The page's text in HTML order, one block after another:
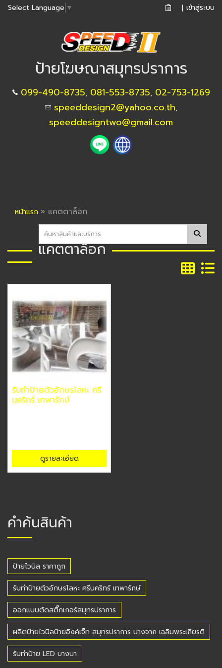
Select Language ▼ | เข้าสู่ระบบ
ป้ายโฆษณาสมุทรปราการ
099-490-8735, 081-553-8735, 02-753-1269
speeddesign2@yahoo.co.th,
speeddesigntwo@gmail.com
หน้าแรก » แคตตาล็อก
แคตตาล็อก
รับทำป้ายตัวอักษรโลหะ ศรี
นคริทร์ เทพารักษ์
ดูรายละเอียด
คำค้นสินค้า
ป้ายไวนิล ราคาถูก
รับทำป้ายตัวอักษรโลหะ ศรีนคริทร์ เทพารักษ์
ออกแบบตัดสติ๊กเกอร์สมุทรปราการ
ผลิตป้ายไวนิลป้ายอิงค์เจ็ท สมุทรปราการ บางจาก เฉลิมพระเกียรติ
รับทำป้าย LED บางนา